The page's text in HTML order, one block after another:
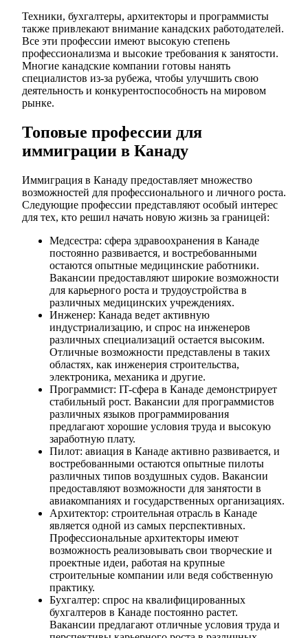
Техники, бухгалтеры, архитекторы и программисты
также привлекают внимание канадских работодателей.
Все эти профессии имеют высокую степень
профессионализма и высокие требования к занятости.
Многие канадские компании готовы нанять
специалистов из-за рубежа, чтобы улучшить свою
деятельность и конкурентоспособность на мировом
рынке.
Топовые профессии для
иммиграции в Канаду
Иммиграция в Канаду предоставляет множество
возможностей для профессионального и личного роста.
Следующие профессии представляют особый интерес
для тех, кто решил начать новую жизнь за границей:
Медсестра: сфера здравоохранения в Канаде
постоянно развивается, и востребованными
остаются опытные медицинские работники.
Вакансии предоставляют широкие возможности
для карьерного роста и трудоустройства в
различных медицинских учреждениях.
Инженер: Канада ведет активную
индустриализацию, и спрос на инженеров
различных специализаций остается высоким.
Отличные возможности представлены в таких
областях, как инженерия строительства,
электроника, механика и другие.
Программист: IT-сфера в Канаде демонстрирует
стабильный рост. Вакансии для программистов
различных языков программирования
предлагают хорошие условия труда и высокую
заработную плату.
Пилот: авиация в Канаде активно развивается, и
востребованными остаются опытные пилоты
различных типов воздушных судов. Вакансии
предоставляют возможности для занятости в
авиакомпаниях и государственных организациях.
Архитектор: строительная отрасль в Канаде
является одной из самых перспективных.
Профессиональные архитекторы имеют
возможность реализовывать свои творческие и
проектные идеи, работая на крупные
строительные компании или ведя собственную
практику.
Бухгалтер: спрос на квалифицированных
бухгалтеров в Канаде постоянно растет.
Вакансии предлагают отличные условия труда и